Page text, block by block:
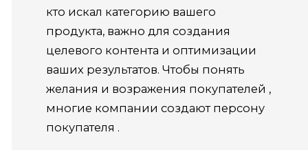
кто искал категорию вашего
продукта, важно для создания
целевого контента и оптимизации
ваших результатов. Чтобы понять
желания и возражения покупателей ,
многие компании создают персону
покупателя .